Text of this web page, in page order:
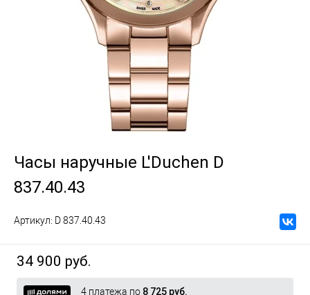
Часы наручные L'Duchen D
837.40.43
Артикул: D 837.40.43
34 900 руб.
4 платежа по 8 725 руб.